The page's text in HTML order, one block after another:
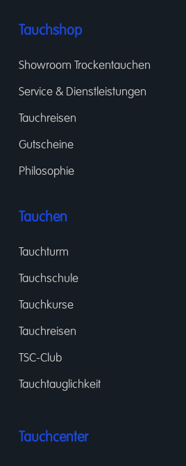
Tauchshop
Showroom Trockentauchen
Service & Dienstleistungen
Tauchreisen
Gutscheine
Philosophie
Tauchen
Tauchturm
Tauchschule
Tauchkurse
Tauchreisen
TSC-Club
Tauchtauglichkeit
Tauchcenter